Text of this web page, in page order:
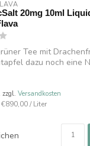
20mg 10ml
Tee mit
dazu noch eine
Versandkosten
/ Liter